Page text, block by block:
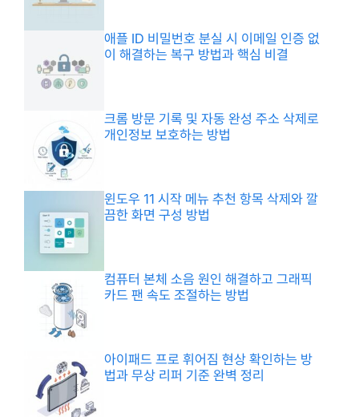
애플 ID 비밀번호 분실 시 이메일 인증 없
이 해결하는 복구 방법과 핵심 비결
크롬 방문 기록 및 자동 완성 주소 삭제로
개인정보 보호하는 방법
윈도우 11 시작 메뉴 추천 항목 삭제와 깔
끔한 화면 구성 방법
컴퓨터 본체 소음 원인 해결하고 그래픽
카드 팬 속도 조절하는 방법
아이패드 프로 휘어짐 현상 확인하는 방
법과 무상 리퍼 기준 완벽 정리